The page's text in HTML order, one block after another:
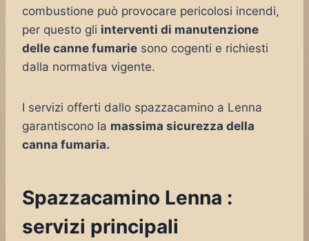
combustione può provocare pericolosi incendi,
per questo gli interventi di manutenzione
delle canne fumarie sono cogenti e richiesti
dalla normativa vigente.
I servizi offerti dallo spazzacamino a Lenna
garantiscono la massima sicurezza della
canna fumaria.
Spazzacamino Lenna :
servizi principali